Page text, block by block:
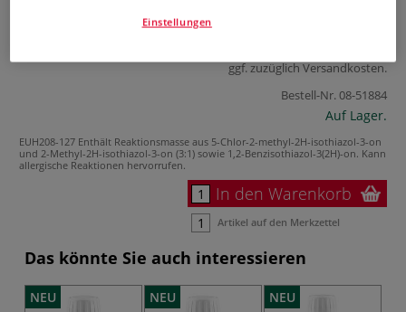
ggf. zuzüglichVersandkosten.
Bestell-Nr.08-51884
Auf Lager.
EUH208-127 Enthält Reaktionsmasse aus 5-Chlor-2-methyl-2H-isothiazol-3-on
und 2-Methyl-2H-isothiazol-3-on (3:1) sowie 1,2-Benzisothiazol-3(2H)-on. Kann
allergische Reaktionen hervorrufen.
In den Warenkorb
Artikel auf den Merkzettel
Das könnte Sie auch interessieren
NEU NEU NEU
Einstellungen